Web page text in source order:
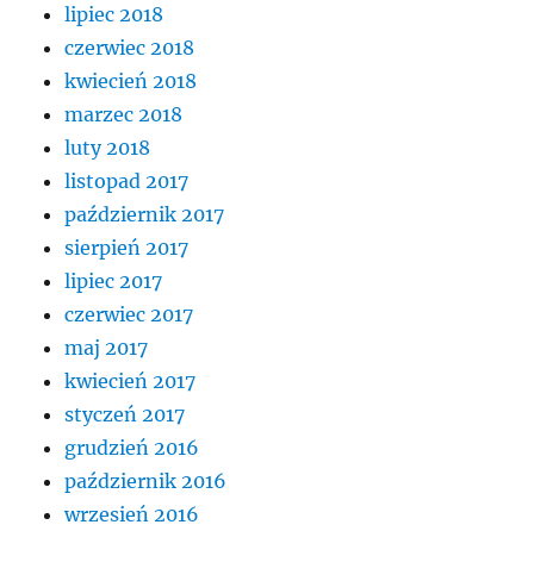
lipiec 2018
czerwiec 2018
kwiecień 2018
marzec 2018
luty 2018
listopad 2017
październik 2017
sierpień 2017
lipiec 2017
czerwiec 2017
maj 2017
kwiecień 2017
styczeń 2017
grudzień 2016
październik 2016
wrzesień 2016